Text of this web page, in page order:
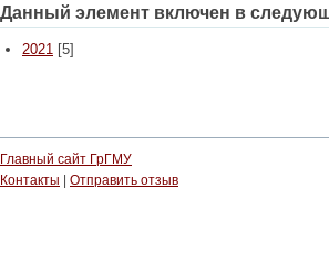
Данный элемент включен в
2021 [5]
Главный сайт ГрГМУ
Контакты
Отправить отзыв